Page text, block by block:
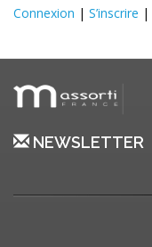
Connexion | S’inscrire |
NEWSLETTER